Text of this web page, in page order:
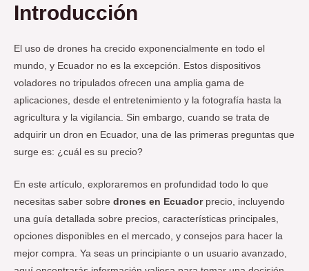
Introducción
El uso de drones ha crecido exponencialmente en todo el
mundo, y Ecuador no es la excepción. Estos dispositivos
voladores no tripulados ofrecen una amplia gama de
aplicaciones, desde el entretenimiento y la fotografía hasta la
agricultura y la vigilancia. Sin embargo, cuando se trata de
adquirir un dron en Ecuador, una de las primeras preguntas que
surge es: ¿cuál es su precio?
En este artículo, exploraremos en profundidad todo lo que
necesitas saber sobre drones en Ecuadorprecio, incluyendo
una guía detallada sobre precios, características principales,
opciones disponibles en el mercado, y consejos para hacer la
mejor compra. Ya seas un principiante o un usuario avanzado,